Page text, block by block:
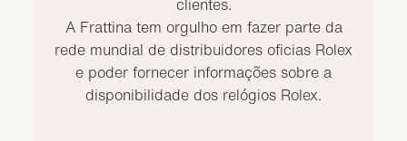
clientes.
A Frattina tem orgulho em fazer parte da
rede mundial de distribuidores oficias Rolex
e poder fornecer informações sobre a
disponibilidade dos relógios Rolex.